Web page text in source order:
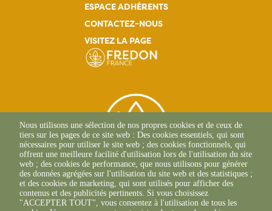
ESPACE ADHÉRENTS
CONTACTEZ-NOUS
VISITEZ LA PAGE
2 Allée Du Lazio
Nous utilisons une sélection de nos propres cookies et de ceux de
tiers sur les pages de ce site web : Des cookies essentiels, qui sont
nécessaires pour utiliser le site web ; des cookies fonctionnels, qui
offrent une meilleure facilité d'utilisation lors de l'utilisation du site
web ; des cookies de performance, que nous utilisons pour générer
des données agrégées sur l'utilisation du site web et des statistiques ;
et des cookies de marketing, qui sont utilisés pour afficher des
contenus et des publicités pertinents. Si vous choisissez
"ACCEPTER TOUT", vous consentez à l'utilisation de tous les